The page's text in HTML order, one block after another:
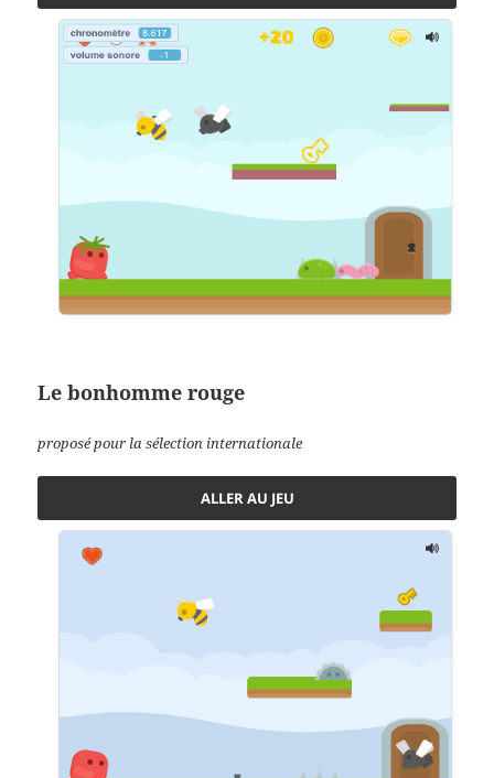
Le bonhomme rouge
proposé pour la sélection internationale
ALLER AU JEU